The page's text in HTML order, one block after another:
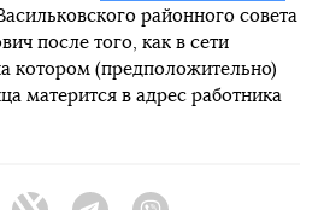
районного совета
после того, как в сети
котором (предположительно)
матерится в адрес работника